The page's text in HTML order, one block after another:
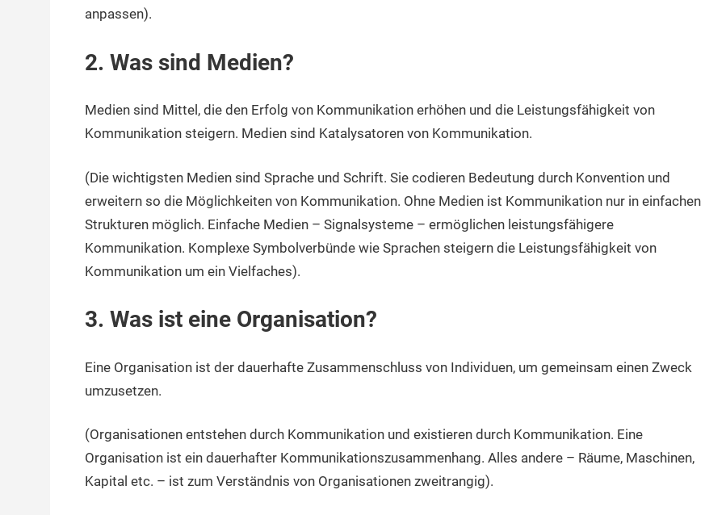
anpassen).
2. Was sind Medien?
Medien sind Mittel, die den Erfolg von Kommunikation erhöhen und die Leistungsfähigkeit von
Kommunikation steigern. Medien sind Katalysatoren von Kommunikation.
(Die wichtigsten Medien sind Sprache und Schrift. Sie codieren Bedeutung durch Konvention und
erweitern so die Möglichkeiten von Kommunikation. Ohne Medien ist Kommunikation nur in einfachen
Strukturen möglich. Einfache Medien – Signalsysteme – ermöglichen leistungsfähigere
Kommunikation. Komplexe Symbolverbünde wie Sprachen steigern die Leistungsfähigkeit von
Kommunikation um ein Vielfaches).
3. Was ist eine Organisation?
Eine Organisation ist der dauerhafte Zusammenschluss von Individuen, um gemeinsam einen Zweck
umzusetzen.
(Organisationen entstehen durch Kommunikation und existieren durch Kommunikation. Eine
Organisation ist ein dauerhafter Kommunikationszusammenhang. Alles andere – Räume, Maschinen,
Kapital etc. – ist zum Verständnis von Organisationen zweitrangig).